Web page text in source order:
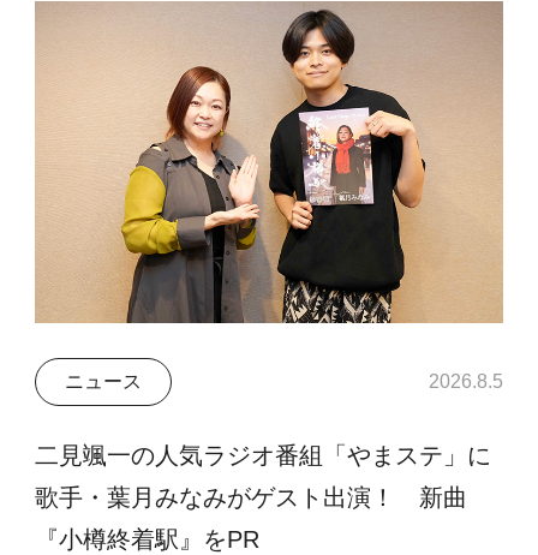
ニュース 2026.8.5
二見颯一の人気ラジオ番組「やまステ」に
歌手・葉月みなみがゲスト出演！ 新曲
『小樽終着駅』をPR